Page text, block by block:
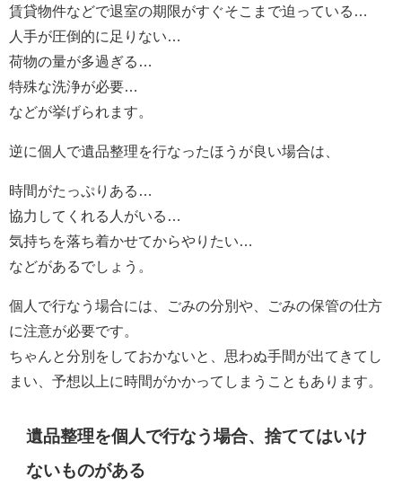
賃貸物件などで退室の期限がすぐそこまで迫っている…
人手が圧倒的に足りない…
荷物の量が多過ぎる…
特殊な洗浄が必要…
などが挙げられます。
逆に個人で遺品整理を行なったほうが良い場合は、
時間がたっぷりある…
協力してくれる人がいる…
気持ちを落ち着かせてからやりたい…
などがあるでしょう。
個人で行なう場合には、ごみの分別や、ごみの保管の仕方
に注意が必要です。
ちゃんと分別をしておかないと、思わぬ手間が出てきてし
まい、予想以上に時間がかかってしまうこともあります。
遺品整理を個人で行なう場合、捨ててはいけ
ないものがある